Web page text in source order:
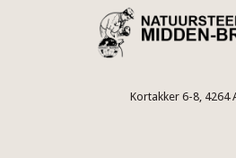
Kortakker 6-8, 4264